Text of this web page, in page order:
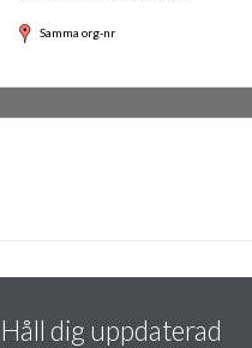
Samma org-nr
Håll dig uppdaterad